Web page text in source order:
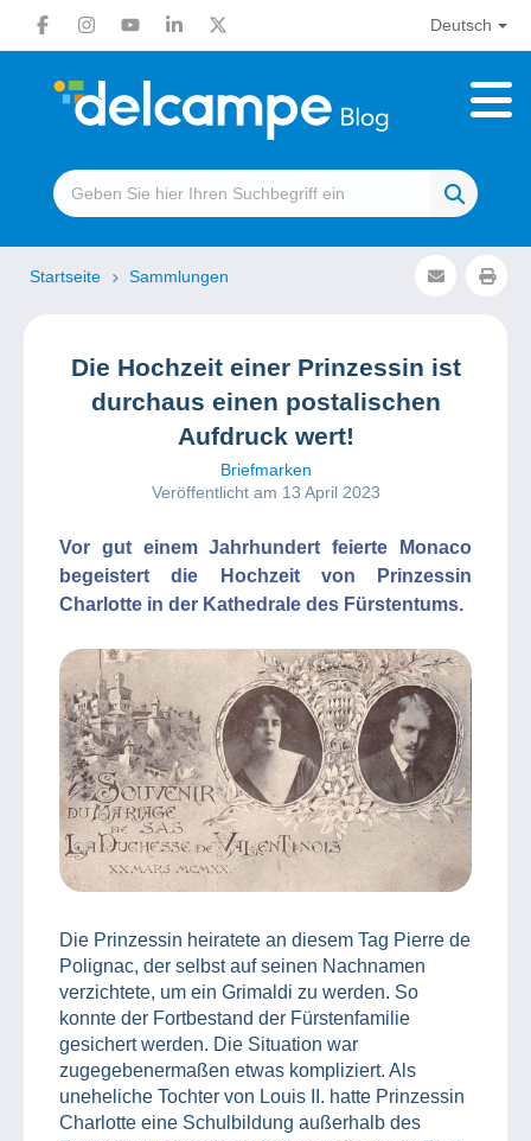
Deutsch
Startseite Sammlungen
Die Hochzeit einer Prinzessin ist
durchaus einen postalischen
Aufdruck wert!
Briefmarken
Veröffentlicht am 13 April 2023
Vor gut einem Jahrhundert feierte Monaco
begeistert die Hochzeit von Prinzessin
Charlotte in der Kathedrale des Fürstentums.
Die Prinzessin heiratete an diesem Tag Pierre de
Polignac, der selbst auf seinen Nachnamen
verzichtete, um ein Grimaldi zu werden. So
konnte der Fortbestand der Fürstenfamilie
gesichert werden. Die Situation war
zugegebenermaßen etwas kompliziert. Als
uneheliche Tochter von Louis II. hatte Prinzessin
Charlotte eine Schulbildung außerhalb des